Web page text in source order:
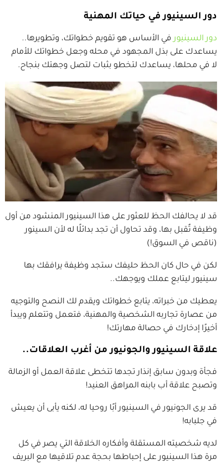
دور السينيور في حياتك المهنية
دور السينيور في الأساس هو تقويم خطواتك، وتطويرها..
يساعدك على بذل المجهود في محله وجعل خطواتك للأمام
لا في محلها، يساعدك لتخطو بثبات لتصل وجهتك بنجاح.
قد لا يحالفك الحظ للعثور على هذا السينيور المنشود من أول
وظيفة تٌقبل بها، وقد تحاول أن تجد بدائلًا له لأن السينور
(ناقص في السوق!)
لكن في حال كان الحظ حليفك ستجد وظيفة يرافقك بها
سينيور ليتابع عملك ويوجهك..
يعطيك من خبراته، يتابع خطواتك ويقدم لك النصح والتوجيه
من عصارة تجاربه الشخصية والمهنية، فتعمل وتتعلم ويبدأ
أخيرًا إدخارك في حصالة مهارتك!
علاقة السينيور والجونيور من أغرب العلاقات..
فجأة وبدون سابق إنذار تجدها تتخطى علاقة العمل أو الزمالة
وتصبح علاقة أب بابنه المراهق العنيد!
قد يرى الجونيور في السينيور أبًا روحيا له، لكنه يأبى أن يعيش
في جلبابه!
لديه شخصيته المستقلة وأفكاره الخلاقة التي يصر في كل
مرة هذا السينيور على إحباطها بحجة عدم تلاقيها مع البريف